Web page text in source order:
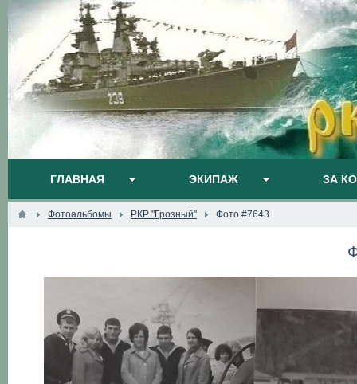
ГЛАВНАЯ ЭКИПАЖ ЗА
Фотоальбомы РКР "Грозный" Фото #7643